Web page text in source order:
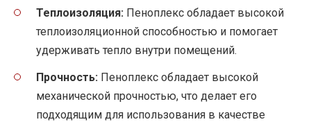
Теплоизоляция: Пеноплекс обладает высокой
теплоизоляционной способностью и помогает
удерживать тепло внутри помещений.
Прочность: Пеноплекс обладает высокой
механической прочностью, что делает его
подходящим для использования в качестве